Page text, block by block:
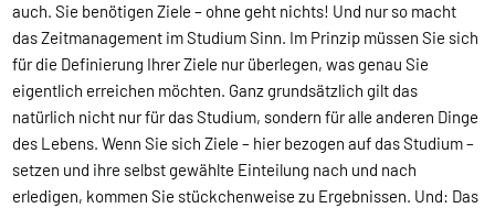
auch. Sie benötigen Ziele – ohne geht nichts! Und nur so macht
das Zeitmanagement im Studium Sinn. Im Prinzip müssen Sie sich
für die Definierung Ihrer Ziele nur überlegen, was genau Sie
eigentlich erreichen möchten. Ganz grundsätzlich gilt das
natürlich nicht nur für das Studium, sondern für alle anderen Dinge
des Lebens. Wenn Sie sich Ziele – hier bezogen auf das Studium –
setzen und ihre selbst gewählte Einteilung nach und nach
erledigen, kommen Sie stückchenweise zu Ergebnissen. Und: Das